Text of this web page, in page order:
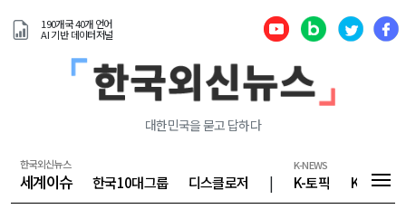
190개국 40개 언어
AI 기반 데이터저널
대한민국을 묻고 답하다
한국외신뉴스
세계이슈 한국10대그룹 디스클로저 |
K-NEWS
K-토픽 K-기업